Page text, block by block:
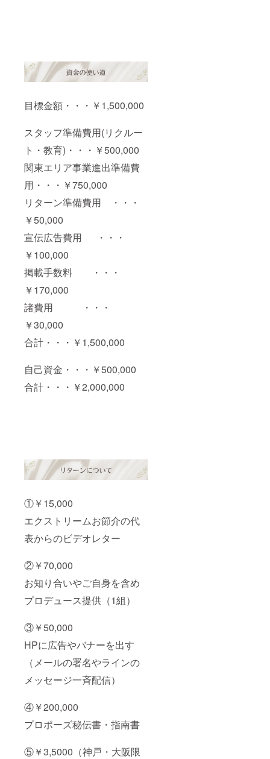
目標金額・・・￥1,500,000
スタッフ準備費用(リクルー
ト・教育)・・・￥500,000
関東エリア事業進出準備費
用・・・￥750,000
リターン準備費用 ・・・
￥50,000
宣伝広告費用 ・・・
￥100,000
掲載手数料 ・・・
￥170,000
諸費用 ・・・
￥30,000
合計・・・￥1,500,000
自己資金・・・￥500,000
合計・・・￥2,000,000
①￥15,000
エクストリームお節介の代
表からのビデオレター
②￥70,000
お知り合いやご自身を含め
プロデュース提供（1組）
③￥50,000
HPに広告やバナーを出す
（メールの署名やラインの
メッセージ一斉配信）
④￥200,000
プロポーズ秘伝書・指南書
⑤￥3,5000（神戸・大阪限